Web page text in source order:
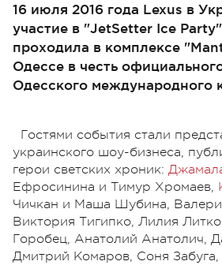
16 июля 2016 года Lexus в
участие в "JetSetter Ice
проходила в комплексе
Одессе в честь
Одесского международного
Гостями события стали
украинского шоу-бизнеса,
герои светских хроник:
Ефросинина и Тимур Хромаев,
Чичкан и Маша Шубина,
Виктория Тигипко, Лилия
Горобец, Анатолий Анатолич,
Дмитрий Комаров, Соня